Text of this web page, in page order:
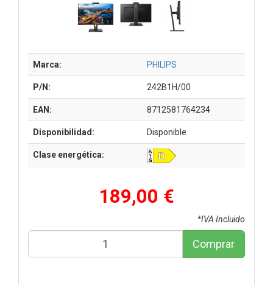
Marca: PHILIPS
P/N: 242B1H/00
EAN: 8712581764234
Disponibilidad: Disponible
Clase energética:
189,00 €
*IVA Incluido
Comprar